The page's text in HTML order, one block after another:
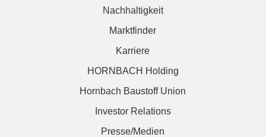
Nachhaltigkeit
Marktfinder
Karriere
HORNBACH Holding
Hornbach Baustoff Union
Investor Relations
Presse/Medien